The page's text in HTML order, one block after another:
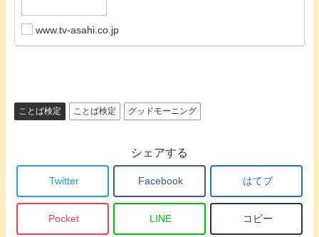
www.tv-asahi.co.jp
ことば検定 ことば検定 グッドモーニング
シェアする
Twitter Facebook はてブ
Pocket LINE コピー